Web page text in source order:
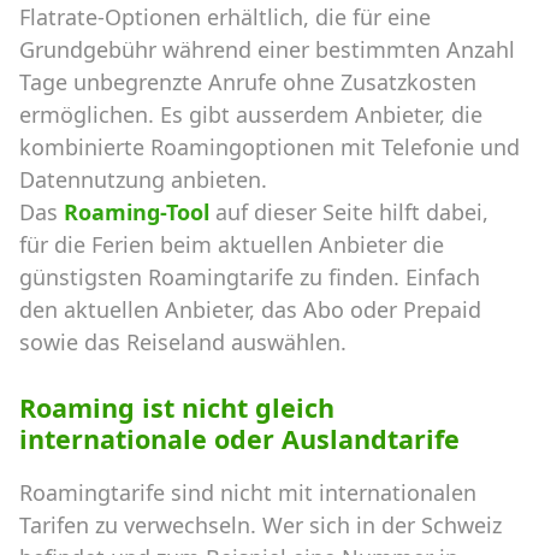
Flatrate-Optionen erhältlich, die für eine
Grundgebühr während einer bestimmten Anzahl
Tage unbegrenzte Anrufe ohne Zusatzkosten
ermöglichen. Es gibt ausserdem Anbieter, die
kombinierte Roamingoptionen mit Telefonie und
Datennutzung anbieten.
Das Roaming-Tool auf dieser Seite hilft dabei,
für die Ferien beim aktuellen Anbieter die
günstigsten Roamingtarife zu finden. Einfach
den aktuellen Anbieter, das Abo oder Prepaid
sowie das Reiseland auswählen.
Roaming ist nicht gleich
internationale oder Auslandtarife
Roamingtarife sind nicht mit internationalen
Tarifen zu verwechseln. Wer sich in der Schweiz